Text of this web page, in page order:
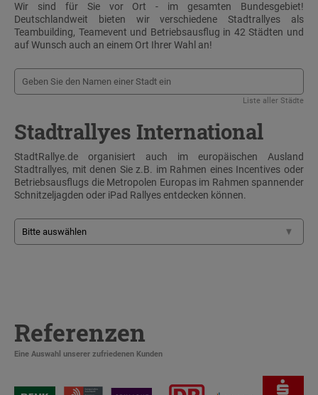
Wir sind für Sie vor Ort - im gesamten Bundesgebiet!
Deutschlandweit bieten wir verschiedene Stadtrallyes als
Teambuilding, Teamevent und Betriebsausflug in 42 Städten und
auf Wunsch auch an einem Ort Ihrer Wahl an!
Liste aller Städte
Stadtrallyes International
StadtRallye.de organisiert auch im europäischen Ausland
Stadtrallyes, mit denen Sie z.B. im Rahmen eines Incentives oder
Betriebsausflugs die Metropolen Europas im Rahmen spannender
Schnitzeljagden oder iPad Rallyes entdecken können.
Referenzen
Eine Auswahl unserer zufriedenen Kunden